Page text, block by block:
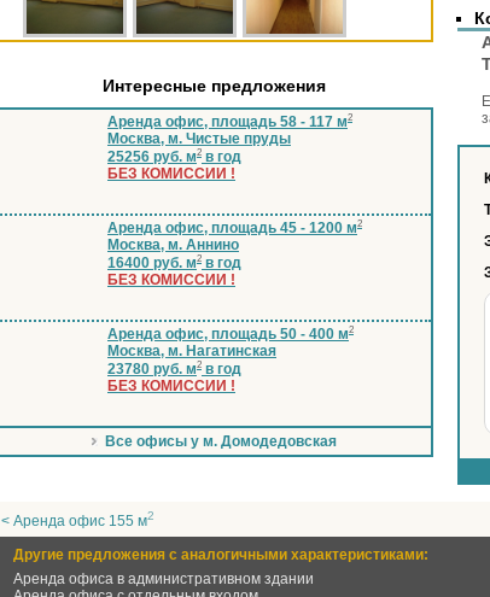
Интересные предложения
Аренда офис, площадь 58 - 117 м2
Москва, м. Чистые пруды
25256 руб. м2 в год
БЕЗ КОМИССИИ !
Аренда офис, площадь 45 - 1200 м2
Москва, м. Аннино
16400 руб. м2 в год
БЕЗ КОМИССИИ !
Аренда офис, площадь 50 - 400 м2
Москва, м. Нагатинская
23780 руб. м2 в год
БЕЗ КОМИССИИ !
Все офисы у м. Домодедовская
< Аренда офис 155 м2
Другие предложения с аналогичными характеристиками:
Аренда офиса в административном здании